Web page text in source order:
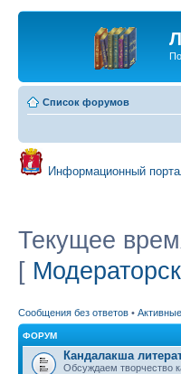
Список форумов
Информационный
Текущее
[
Сообщения без ответов •
ФОРУМ
Кандалакша
Обсуждаем творчество